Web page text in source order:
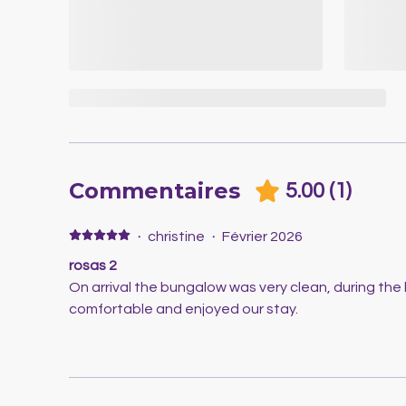
Commentaires 5.00 (1)
· christine · Février 2026
rosas 2
On arrival the bungalow was very clean, during
comfortable and enjoyed our stay.